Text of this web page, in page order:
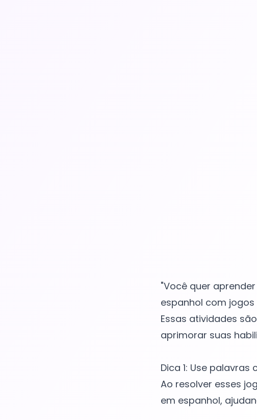
"Você quer
espanhol com
Essas atividades
aprimorar suas
Dica 1: Use
Ao resolver esses
em espanhol,